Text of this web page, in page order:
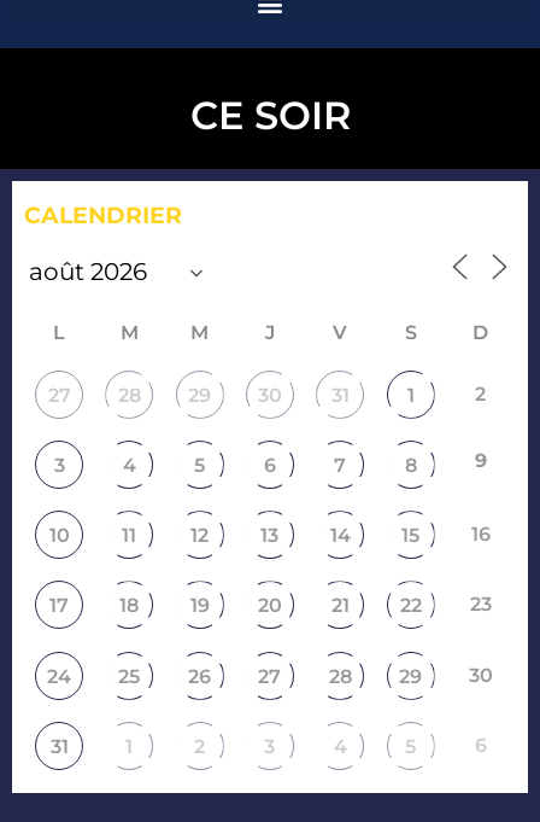
CE SOIR
CALENDRIER
L M M J V S D
27 28 29 30 31 1 2
3 4 5 6 7 8 9
10 11 12 13 14 15 16
17 18 19 20 21 22 23
24 25 26 27 28 29 30
31 1 2 3 4 5 6